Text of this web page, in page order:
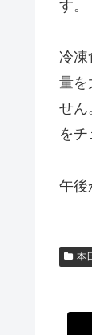
す。
冷凍
量を
せん
をチ
午後
本